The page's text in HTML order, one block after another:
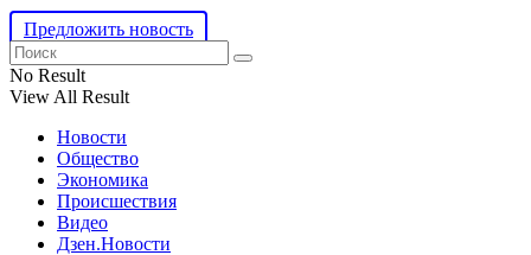
Предложить новость
No Result
View All Result
Новости
Общество
Экономика
Происшествия
Видео
Дзен.Новости